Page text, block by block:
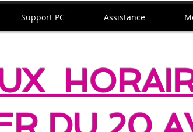
Support PC Assistance